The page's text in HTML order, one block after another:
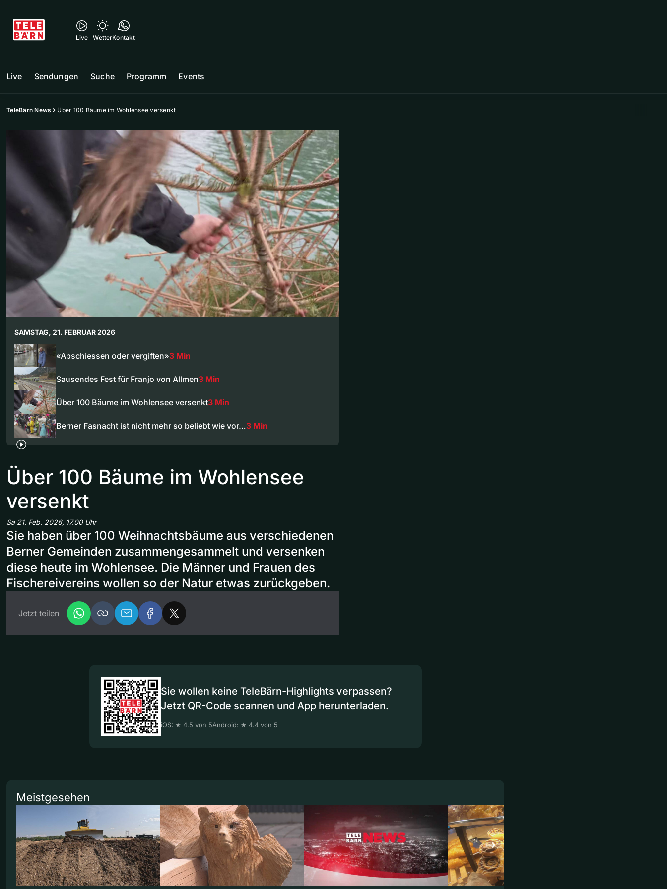
Live WetterKontakt
Live Sendungen Suche Programm Events
TeleBärn News Über 100 Bäume im Wohlensee versenkt
SAMSTAG, 21. FEBRUAR 2026
«Abschiessen oder vergiften»3 Min
Sausendes Fest für Franjo von Allmen3 Min
Über 100 Bäume im Wohlensee versenkt3 Min
Berner Fasnacht ist nicht mehr so beliebt wie vor…3 Min
Über 100 Bäume im Wohlensee
versenkt
Sa 21. Feb. 2026, 17.00 Uhr
Sie haben über 100 Weihnachtsbäume aus verschiedenen
Berner Gemeinden zusammengesammelt und versenken
diese heute im Wohlensee. Die Männer und Frauen des
Fischereivereins wollen so der Natur etwas zurückgeben.
Jetzt teilen
Sie wollen keine TeleBärn-Highlights verpassen?
Jetzt QR-Code scannen und App herunterladen.
iOS: ★ 4.5 von 5Android: ★ 4.4 von 5
Meistgesehen